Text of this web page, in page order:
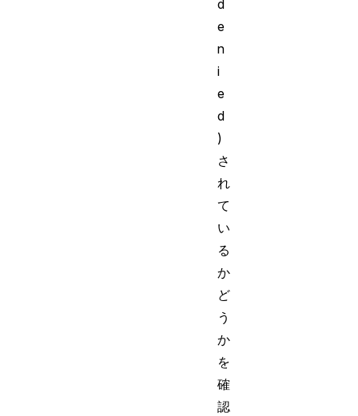
d
e
n
i
e
d
)
さ
れ
て
い
る
か
ど
う
か
を
確
認